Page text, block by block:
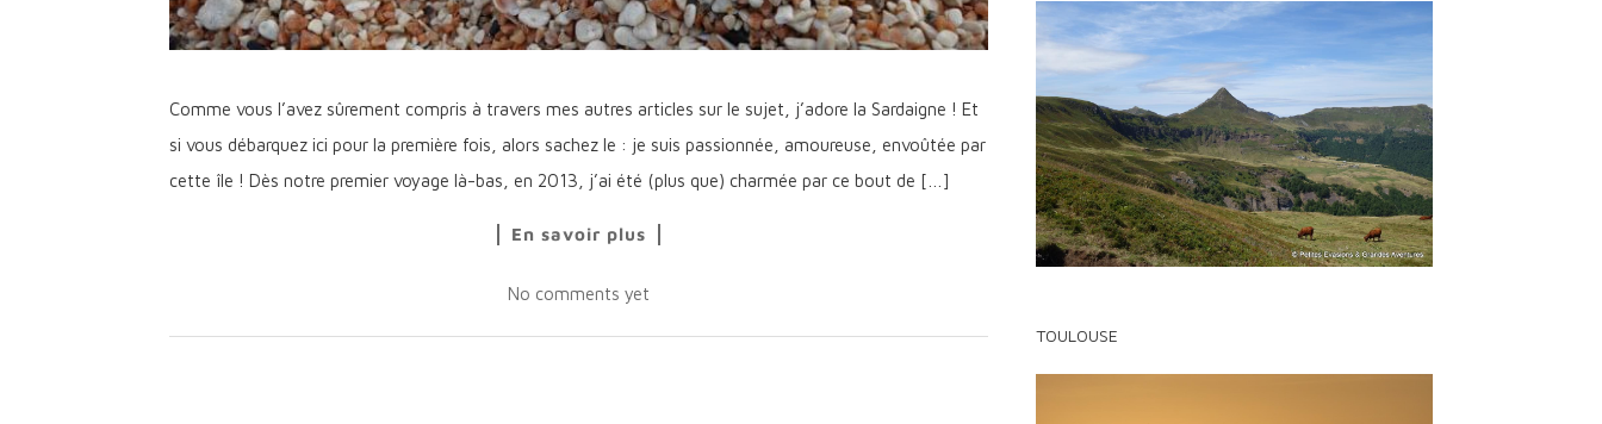
Comme vous l’avez sûrement compris à travers mes autres articles sur le sujet, j’adore la Sardaigne ! Et
si vous débarquez ici pour la première fois, alors sachez le : je suis passionnée, amoureuse, envoûtée par
cette île ! Dès notre premier voyage là-bas, en 2013, j’ai été (plus que) charmée par ce bout de […]
En savoir plus
No comments yet
TOULOUSE